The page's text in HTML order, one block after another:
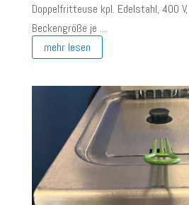
Doppelfritteuse kpl. Edelstahl, 400
Beckengröße je ...
mehr lesen